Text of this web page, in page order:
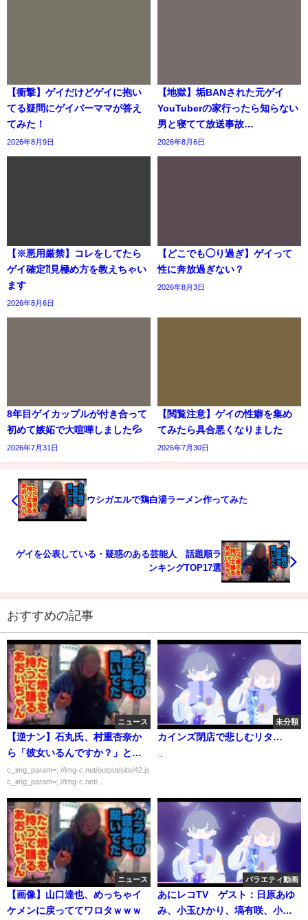
【衝撃】ゲイだけどゲイに抱い
てる疑問にゲイバーママが答え
てみた！
2026年8月9日
【地獄】垢BANされた元ゲイ
YouTuberの家行ったら知らない
男と寝てて放送事故…
2026年8月6日
【※悪用厳禁】コレをしてたら
ゲイ確定⁈見極め方を教えちゃい
ます
2026年8月6日
【どこでも◯り過ぎ】ゲイって
性に奔放過ぎない？
2026年8月3日
8年目ゲイカップルが付き合って
初めて嫉妬で大喧嘩しました💦
2026年7月31日
【閲覧注意】ゲイの性癖を集め
てみたら具合悪くなりました
2026年7月30日
ウシガエルで鶏白湯ラーメン作ってみた
ゲイを公表している・疑惑のある芸能人 話題順ラ
ンキングTOP17選
おすすめの記事
ニュース
【逆ナン】石丸氏、村重杏奈か
ら「彼女いるんですか？」と聞
かれ「ナンパされてる」と笑顔
へ
c_img_param=; //img-c.net/output/site/42.js
c_img_param=; //img-c.net/...
未分類
カインズ閉店で悲しむリタ…
ニュース
【画像】山口達也、めっちゃイ
ケメンに戻っててワロタｗｗｗ
バラエティ動画
あにレコTV ゲスト：日原あゆ
み、小玉ひかり、塙有咲、小林